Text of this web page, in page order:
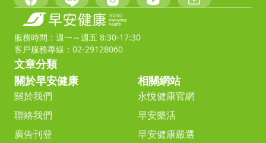
服務時間：週一～週五 8:30-17:30
客戶服務專線：02-29128060
文章分類
關於早安健康
關於我們
聯絡我們
廣告刊登
相關網站
永悅健康官網
早安樂活
早安健康嚴選